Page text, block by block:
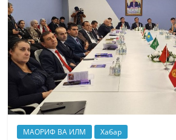
МАОРИФ ВА ИЛМ Хабар